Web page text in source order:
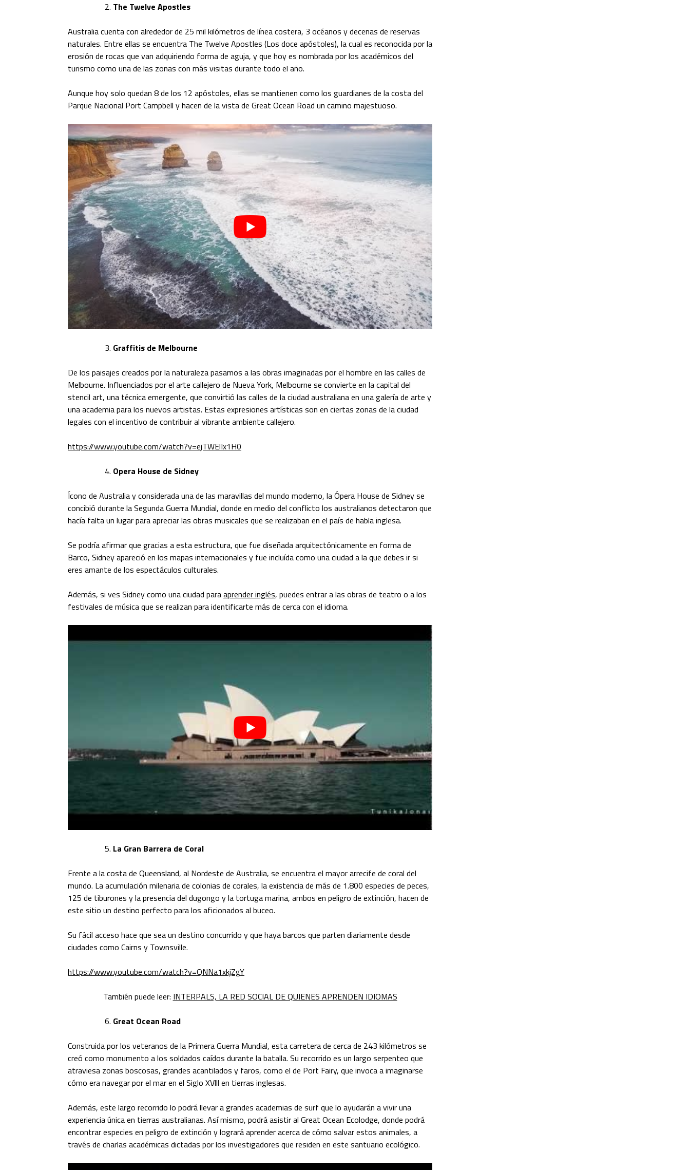
The Twelve Apostles
Australia cuenta con alrededor de 25 mil kilómetros de línea costera, 3 océanos y decenas de reservas
naturales. Entre ellas se encuentra The Twelve Apostles (Los doce apóstoles), la cual es reconocida por la
erosión de rocas que van adquiriendo forma de aguja, y que hoy es nombrada por los académicos del
turismo como una de las zonas con más visitas durante todo el año.
Aunque hoy solo quedan 8 de los 12 apóstoles, ellas se mantienen como los guardianes de la costa del
Parque Nacional Port Campbell y hacen de la vista de Great Ocean Road un camino majestuoso.
Graffitis de Melbourne
De los paisajes creados por la naturaleza pasamos a las obras imaginadas por el hombre en las calles de
Melbourne. Influenciados por el arte callejero de Nueva York, Melbourne se convierte en la capital del
stencil art, una técnica emergente, que convirtió las calles de la ciudad australiana en una galería de arte y
una academia para los nuevos artistas. Estas expresiones artísticas son en ciertas zonas de la ciudad
legales con el incentivo de contribuir al vibrante ambiente callejero.
https://www.youtube.com/watch?v=ejTWElIx1H0
Opera House de Sidney
Ícono de Australia y considerada una de las maravillas del mundo moderno, la Ópera House de Sidney se
concibió durante la Segunda Guerra Mundial, donde en medio del conflicto los australianos detectaron que
hacía falta un lugar para apreciar las obras musicales que se realizaban en el país de habla inglesa.
Se podría afirmar que gracias a esta estructura, que fue diseñada arquitectónicamente en forma de
Barco, Sidney apareció en los mapas internacionales y fue incluída como una ciudad a la que debes ir si
eres amante de los espectáculos culturales.
Además, si ves Sidney como una ciudad paraaprender inglés, puedes entrar a las obras de teatro o a los
festivales de música que se realizan para identificarte más de cerca con el idioma.
La Gran Barrera de Coral
Frente a la costa de Queensland, al Nordeste de Australia, se encuentra el mayor arrecife de coral del
mundo. La acumulación milenaria de colonias de corales, la existencia de más de 1.800 especies de peces,
125 de tiburones y la presencia del dugongo y la tortuga marina, ambos en peligro de extinción, hacen de
este sitio un destino perfecto para los aficionados al buceo.
Su fácil acceso hace que sea un destino concurrido y que haya barcos que parten diariamente desde
ciudades como Cairns y Townsville.
https://www.youtube.com/watch?v=QNNa1xkjZgY
También puede leer: INTERPALS, LA RED SOCIAL DE QUIENES APRENDEN IDIOMAS
Great Ocean Road
Construida por los veteranos de la Primera Guerra Mundial, esta carretera de cerca de 243 kilómetros se
creó como monumento a los soldados caídos durante la batalla. Su recorrido es un largo serpenteo que
atraviesa zonas boscosas, grandes acantilados y faros, como el de Port Fairy, que invoca a imaginarse
cómo era navegar por el mar en el Siglo XVlll en tierras inglesas.
Además, este largo recorrido lo podrá llevar a grandes academias de surf que lo ayudarán a vivir una
experiencia única en tierras australianas. Así mismo, podrá asistir al Great Ocean Ecolodge, donde podrá
encontrar especies en peligro de extinción y logrará aprender acerca de cómo salvar estos animales, a
través de charlas académicas dictadas por los investigadores que residen en este santuario ecológico.